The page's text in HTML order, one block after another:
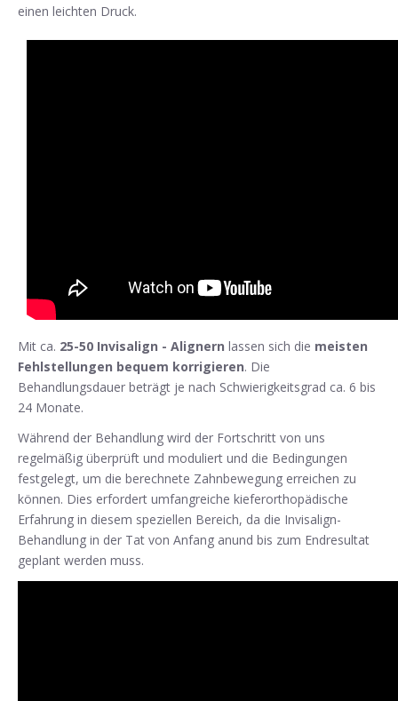
einen leichten Druck.
Mit ca. 25-50 Invisalign - Alignern lassen sich die meisten
Fehlstellungen bequem korrigieren. Die
Behandlungsdauer beträgt je nach Schwierigkeitsgrad ca. 6 bis
24 Monate.
Während der Behandlung wird der Fortschritt von uns
regelmäßig überprüft und moduliert und die Bedingungen
festgelegt, um die berechnete Zahnbewegung erreichen zu
können. Dies erfordert umfangreiche kieferorthopädische
Erfahrung in diesem speziellen Bereich, da die Invisalign-
Behandlung in der Tat von Anfang anund bis zum Endresultat
geplant werden muss.